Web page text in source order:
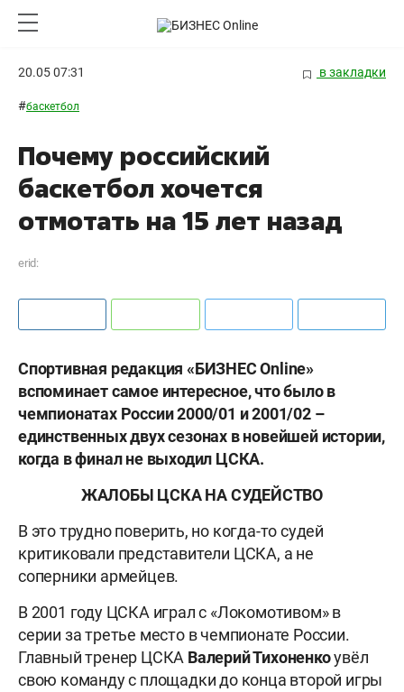
20.05 07:31 в закладки
#баскетбол
Почему российский
баскетбол хочется
отмотать на 15 лет назад
erid:
Спортивная редакция «БИЗНЕСOnline»
вспоминает самое интересное, что было в
чемпионатах России 2000/01 и 2001/02 –
единственных двух сезонах в новейшей истории,
когда в финал не выходил ЦСКА.
ЖАЛОБЫ ЦСКА НА СУДЕЙСТВО
В это трудно поверить, но когда-то судей
критиковали представители ЦСКА, а не
соперники армейцев.
В 2001 году ЦСКА играл с «Локомотивом» в
серии за третье место в чемпионате России.
Главный тренер ЦСКА Валерий Тихоненкоувёл
свою команду с площадки до конца второй игры